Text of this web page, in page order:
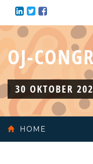
OJ-
30 OKTOBER
HOME